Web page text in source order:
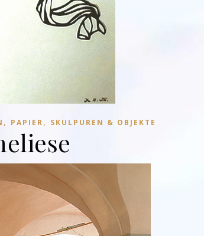
, PAPIER, SKULPUREN & OBJEKTE